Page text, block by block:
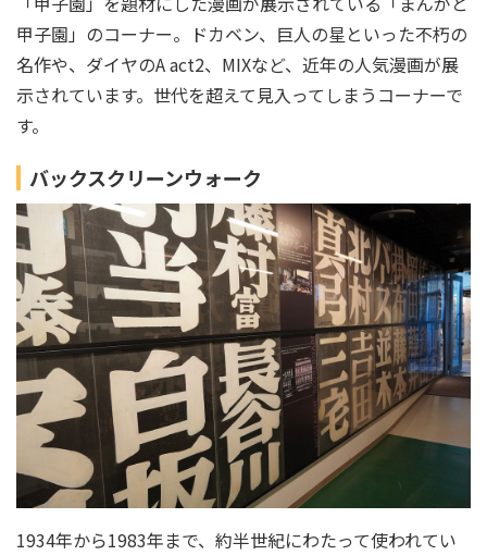
甲子園」のコーナー。ドカベン、巨人の星といった不朽の
名作や、ダイヤのA act2、MIXなど、近年の人気漫画が展
示されています。世代を超えて見入ってしまうコーナーで
す。
バックスクリーンウォーク
1934年から1983年まで、約半世紀にわたって使われてい